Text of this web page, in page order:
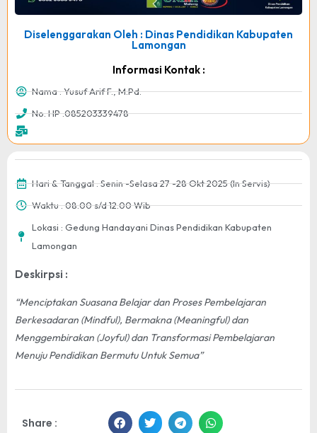
Diselenggarakan Oleh : Dinas Pendidikan Kabupaten
Lamongan
Informasi Kontak :
Nama : Yusuf Arif F., M.Pd.
No. HP :085203339478
Hari & Tanggal : Senin -Selasa 27 -28 Okt 2025 (In Servis)
Waktu : 08.00 s/d 12.00 Wib
Lokasi : Gedung Handayani Dinas Pendidikan Kabupaten
Lamongan
Deskirpsi :
“Menciptakan Suasana Belajar dan Proses Pembelajaran
Berkesadaran (Mindful), Bermakna (Meaningful) dan
Menggembirakan (Joyful) dan Transformasi Pembelajaran
Menuju Pendidikan Bermutu Untuk Semua”
Share :